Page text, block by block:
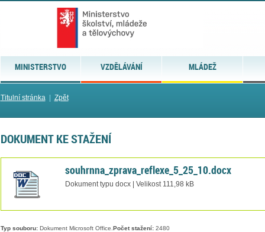
MINISTERSTVO VZDĚLÁVÁNÍ MLÁDEŽ
Titulní stránka| Zpět
DOKUMENT KE STAŽENÍ
souhrnna_zprava_reflexe_5_25_10.docx
Dokument typu docx | Velikost 111,98 kB
Typ souboru:Dokument Microsoft Office. Počet stažení:2480